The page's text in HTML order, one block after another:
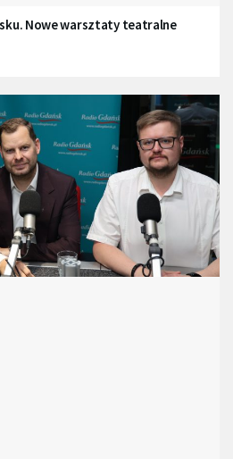
Nowe warsztaty teatralne